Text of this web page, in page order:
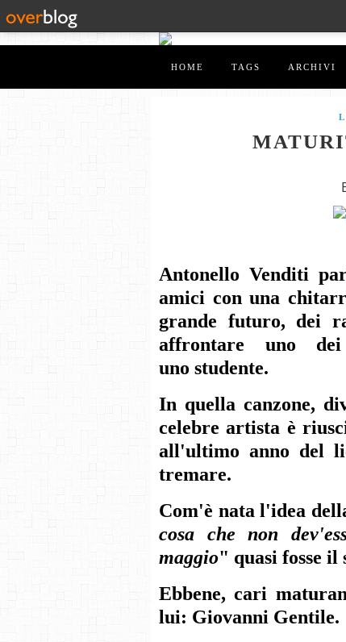
HOME TAGS ARCHIVI
Antonello Venditi
amici con una
grande futuro, dei
affrontare uno
uno studente.
In quella canzone,
celebre artista è
all'ultimo anno del
tremare.
Com'è nata l'idea
cosa che non
maggio" quasi fosse il
Ebbene, cari
lui: Giovanni Gentile.